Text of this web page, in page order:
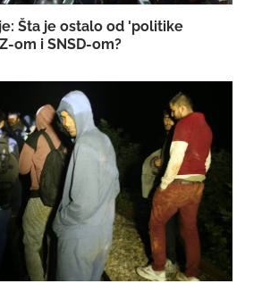
Šta je ostalo od 'politike
om i SNSD-om?